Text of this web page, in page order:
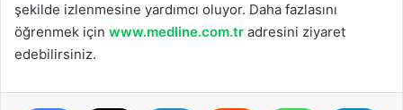
şekilde izlenmesine yardımcı oluyor. Daha fazlasını
öğrenmek için www.medline.com.tr adresini ziyaret
edebilirsiniz.